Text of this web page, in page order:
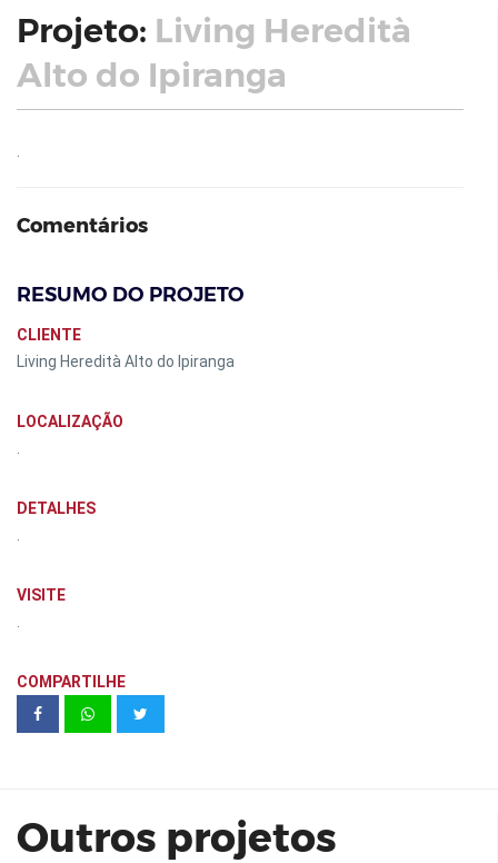
Projeto: Living Heredità
Alto do Ipiranga
Comentários
RESUMO DO PROJETO
CLIENTE
Living Heredità Alto do Ipiranga
LOCALIZAÇÃO
DETALHES
VISITE
COMPARTILHE
Outros projetos
Itália Residencial | Guaratinguetá